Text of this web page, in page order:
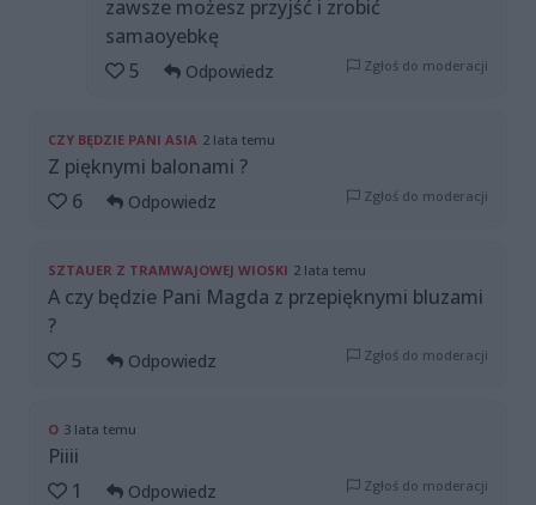
zawsze możesz przyjść i zrobić
samaoyebkę
5
Odpowiedz Zgłoś do moderacji
CZY BĘDZIE PANI ASIA 2 lata temu
Z pięknymi balonami ?
6
Odpowiedz Zgłoś do moderacji
SZTAUER Z TRAMWAJOWEJ WIOSKI 2 lata temu
A czy będzie Pani Magda z przepięknymi bluzami
?
5
Odpowiedz Zgłoś do moderacji
O 3 lata temu
Piiii
1
Odpowiedz Zgłoś do moderacji